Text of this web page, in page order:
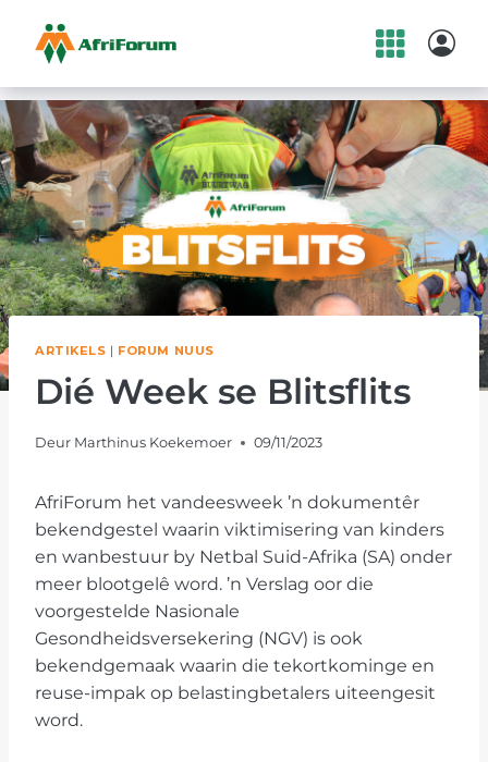
to
content
ARTIKELS | FORUM NUUS
Dié Week se Blitsflits
Deur Marthinus Koekemoer 09/11/2023
AfriForum het vandeesweek ’n dokumentêr
bekendgestel waarin viktimisering van kinders
en wanbestuur by Netbal Suid-Afrika (SA) onder
meer blootgelê word. ’n Verslag oor die
voorgestelde Nasionale
Gesondheidsversekering (NGV) is ook
bekendgemaak waarin die tekortkominge en
reuse-impak op belastingbetalers uiteengesit
word.